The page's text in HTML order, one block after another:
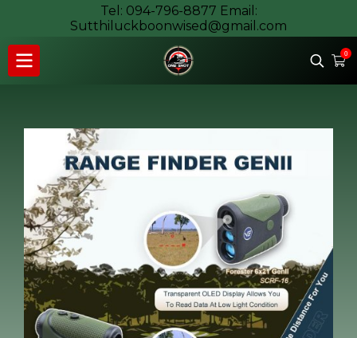
Tel: 094-796-8877 Email:
Sutthiluckboonwised@gmail.com
0